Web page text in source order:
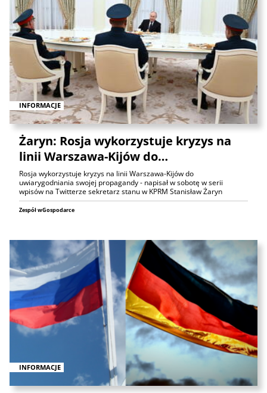
INFORMACJE
Żaryn: Rosja wykorzystuje kryzys na
linii Warszawa-Kijów do…
Rosja wykorzystuje kryzys na linii Warszawa-Kijów do
uwiarygodniania swojej propagandy - napisał w sobotę w serii
wpisów na Twitterze sekretarz stanu w KPRM Stanisław Żaryn
Zespół wGospodarce
INFORMACJE